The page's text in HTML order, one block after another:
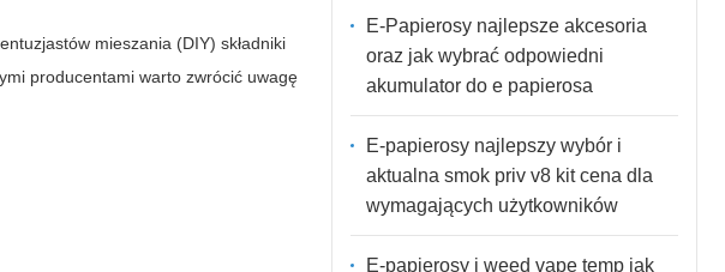
mieszania (DIY) składniki
producentami warto zwrócić uwagę
E-Papierosy najlepsze akcesoria
oraz jak wybrać odpowiedni
akumulator do e papierosa
E-papierosy najlepszy wybór i
aktualna smok priv v8 kit cena dla
wymagających użytkowników
E-papierosy i weed vape temp jak